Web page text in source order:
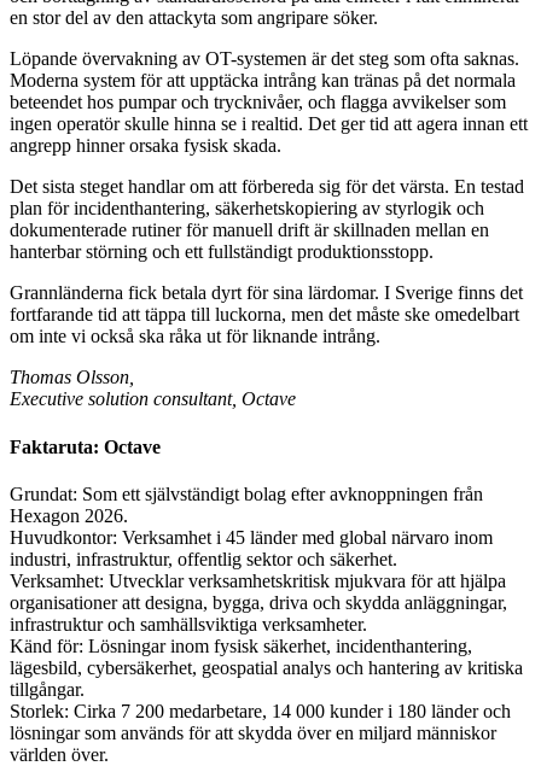
en stor del av den attackyta som angripare söker.
Löpande övervakning av OT-systemen är det steg som ofta saknas.
Moderna system för att upptäcka intrång kan tränas på det normala
beteendet hos pumpar och trycknivåer, och flagga avvikelser som
ingen operatör skulle hinna se i realtid. Det ger tid att agera innan ett
angrepp hinner orsaka fysisk skada.
Det sista steget handlar om att förbereda sig för det värsta. En testad
plan för incidenthantering, säkerhetskopiering av styrlogik och
dokumenterade rutiner för manuell drift är skillnaden mellan en
hanterbar störning och ett fullständigt produktionsstopp.
Grannländerna fick betala dyrt för sina lärdomar. I Sverige finns det
fortfarande tid att täppa till luckorna, men det måste ske omedelbart
om inte vi också ska råka ut för liknande intrång.
Thomas Olsson,
Executive solution consultant, Octave
Faktaruta: Octave
Grundat: Som ett självständigt bolag efter avknoppningen från
Hexagon 2026.
Huvudkontor: Verksamhet i 45 länder med global närvaro inom
industri, infrastruktur, offentlig sektor och säkerhet.
Verksamhet: Utvecklar verksamhetskritisk mjukvara för att hjälpa
organisationer att designa, bygga, driva och skydda anläggningar,
infrastruktur och samhällsviktiga verksamheter.
Känd för: Lösningar inom fysisk säkerhet, incidenthantering,
lägesbild, cybersäkerhet, geospatial analys och hantering av kritiska
tillgångar.
Storlek: Cirka 7 200 medarbetare, 14 000 kunder i 180 länder och
lösningar som används för att skydda över en miljard människor
världen över.